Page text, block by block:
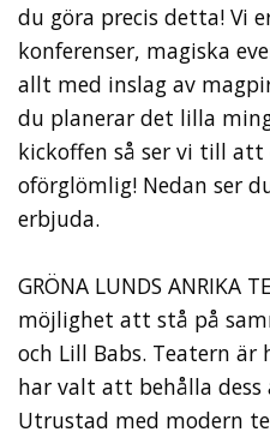
du göra precis detta! Vi
konferenser, magiska
allt med inslag av
du planerar det lilla
kickoffen så ser vi till
oförglömlig! Nedan ser
erbjuda.
GRÖNA LUNDS ANRIKA
möjlighet att stå på
och Lill Babs. Teatern
har valt att behålla
Utrustad med modern